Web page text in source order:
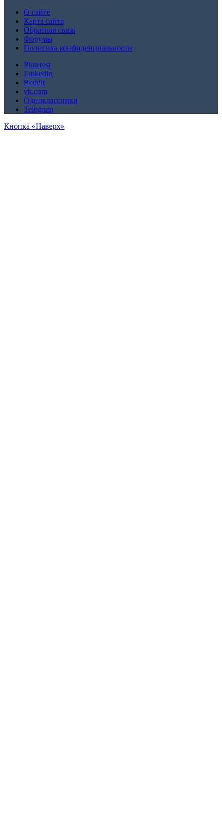
О сайте
Карта сайта
Обратная связь
Форумы
Политика конфиденциальности
Pinterest
LinkedIn
Reddit
vk.com
Одноклассники
Telegram
Кнопка «Наверх»